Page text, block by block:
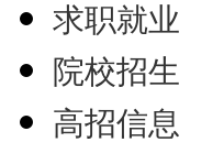
求职就业
院校招生
高招信息